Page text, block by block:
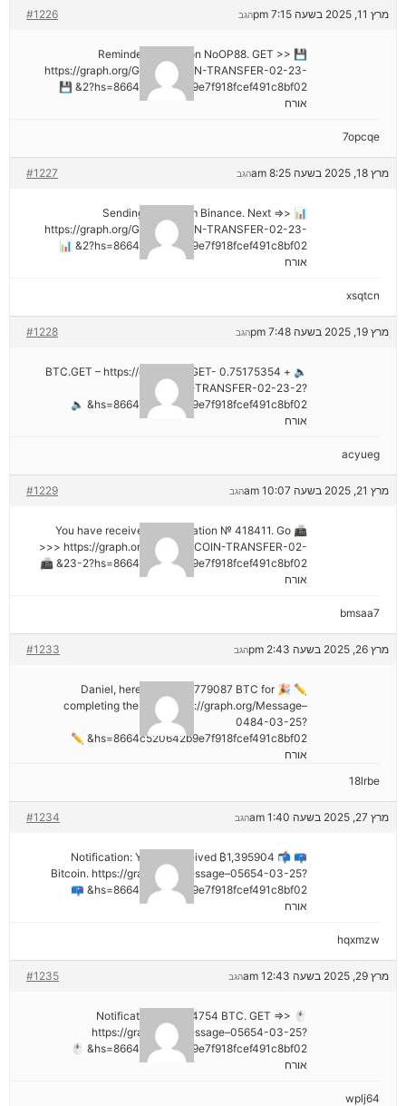
מרץ 11, 2025 בשעה 7:15 pm #1226 הגב
💾 Reminder: Operation NoOP88. GET >>
https://graph.org/GET-BITCOIN-TRANSFER-02-23-
2?hs=8664c520642b9e7f918fcef491c8bf02& 💾
אורח
7opcqe
מרץ 18, 2025 בשעה 8:25 am #1227 הגב
📊 Sending a gift from Binance. Next =>>
https://graph.org/GET-BITCOIN-TRANSFER-02-23-
2?hs=8664c520642b9e7f918fcef491c8bf02& 📊
אורח
xsqtcn
מרץ 19, 2025 בשעה 7:48 pm #1228 הגב
🔈 + 0.75175354 BTC.GET – https://graph.org/GET-
BITCOIN-TRANSFER-02-23-2?
hs=8664c520642b9e7f918fcef491c8bf02& 🔈
אורח
acyueg
מרץ 21, 2025 בשעה 10:07 am #1229 הגב
📠 You have received 1 notification № 418411. Go
>>> https://graph.org/GET-BITCOIN-TRANSFER-02-
23-2?hs=8664c520642b9e7f918fcef491c8bf02& 📠
אורח
bmsaa7
מרץ 26, 2025 בשעה 2:43 pm #1233 הגב
✏ 🎉 Daniel, here's your ₿2,779087 BTC for
completing the task. https://graph.org/Message–
0484-03-25?
hs=8664c520642b9e7f918fcef491c8bf02& ✏
אורח
18lrbe
מרץ 27, 2025 בשעה 1:40 am #1234 הגב
📪 📬 Notification: You've received ₿1,395904
Bitcoin. https://graph.org/Message–05654-03-25?
hs=8664c520642b9e7f918fcef491c8bf02& 📪
אורח
hqxmzw
מרץ 29, 2025 בשעה 12:43 am #1235 הגב
🖱 Notification; + 1,424754 BTC. GET =>>
https://graph.org/Message–05654-03-25?
hs=8664c520642b9e7f918fcef491c8bf02& 🖱
אורח
wplj64